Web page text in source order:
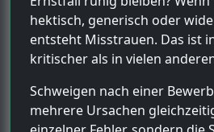
hektisch, generisch oder
entsteht Misstrauen. Das ist
kritischer als in vielen
Schweigen nach einer
mehrere Ursachen